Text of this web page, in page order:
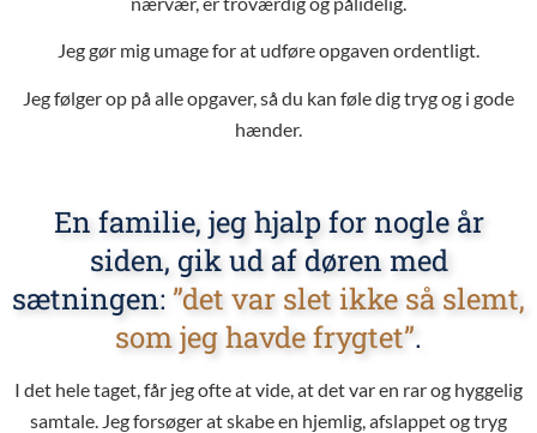
Jeg gør mig umage for at udføre opgaven ordentligt.
Jeg følger op på alle opgaver, så du kan føle dig tryg og i gode
hænder.
En familie, jeg hjalp for nogle år
siden, gik ud af døren med
sætningen: ”det var slet ikke så slemt,
som jeg havde frygtet”.
I det hele taget, får jeg ofte at vide, at det var en rar og hyggelig
samtale. Jeg forsøger at skabe en hjemlig, afslappet og tryg